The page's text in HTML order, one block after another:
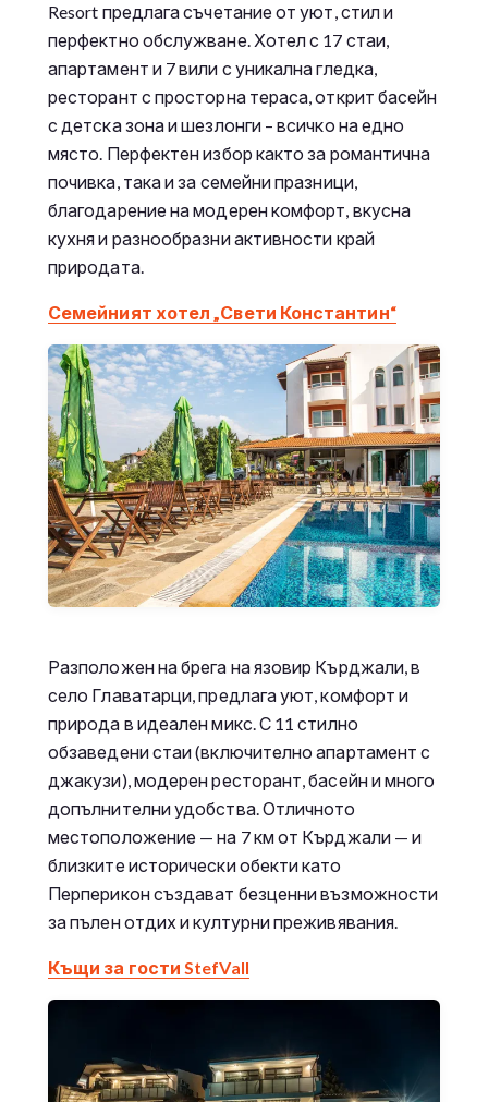
Resort предлага съчетание от уют, стил и
перфектно обслужване. Хотел с 17 стаи,
апартамент и 7 вили с уникална гледка,
ресторант с просторна тераса, открит басейн
с детска зона и шезлонги – всичко на едно
място. Перфектен избор както за романтична
почивка, така и за семейни празници,
благодарение на модерен комфорт, вкусна
кухня и разнообразни активности край
природата.
Семейният хотел „Свети Константин“
Разположен на брега на язовир Кърджали, в
село Главатарци, предлага уют, комфорт и
природа в идеален микс. С 11 стилно
обзаведени стаи (включително апартамент с
джакузи), модерен ресторант, басейн и много
допълнителни удобства. Отличното
местоположение — на 7 км от Кърджали — и
близките исторически обекти като
Перперикон създават безценни възможности
за пълен отдих и културни преживявания.
Къщи за гости StefVall